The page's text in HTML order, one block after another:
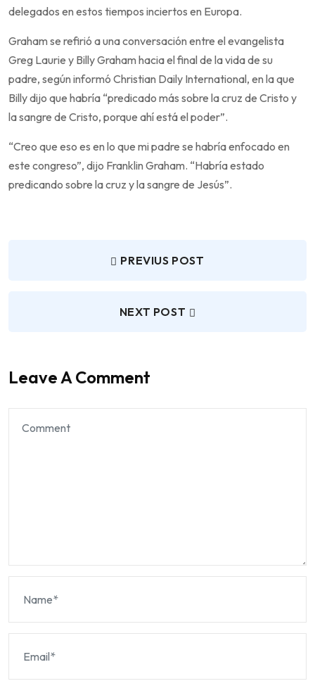
delegados en estos tiempos inciertos en Europa.
Graham se refirió a una conversación entre el evangelista
Greg Laurie y Billy Graham hacia el final de la vida de su
padre, según informó Christian Daily International, en la que
Billy dijo que habría “predicado más sobre la cruz de Cristo y
la sangre de Cristo, porque ahí está el poder”.
“Creo que eso es en lo que mi padre se habría enfocado en
este congreso”, dijo Franklin Graham. “Habría estado
predicando sobre la cruz y la sangre de Jesús”.
PREVIUS POST
NEXT POST
Leave A Comment